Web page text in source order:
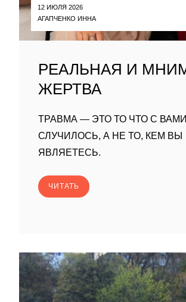
12 ИЮЛЯ 2026
АГАПЧЕНКО ИННА
РЕАЛЬНАЯ И
ЖЕРТВА
ТРАВМА — ЭТО ТО ЧТО С ВАМИ
СЛУЧИЛОСЬ, А НЕ ТО, КЕМ ВЫ
ЯВЛЯЕТЕСЬ.
ЧИТАТЬ